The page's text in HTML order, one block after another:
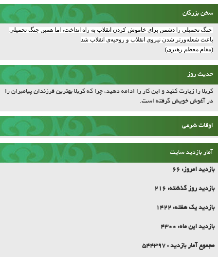
جنگ تحمیلی را دشمن برای خاموش کردن انقلاب به راه انداخت، اما همین جنگ تحمیلی
باعث شعله‌ورتر شدن نیروی انقلاب و روحیه‌ی انقلاب شد
(مقام معظم رهبری)
حدیث روز
کربلا را زیارت کنید و این کار را ادامه دهید، چرا که کربلا بهترین فرزندان پیامبران را
در آغوش خویش گرفته است.
اوقات شرعی
بازدید یک هفته: